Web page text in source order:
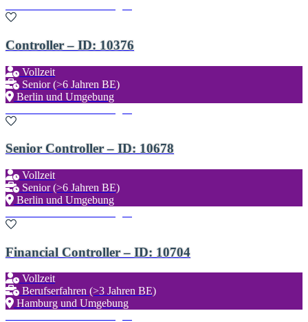
Controller – ID: 10376
Vollzeit
Senior (>6 Jahren BE)
Berlin und Umgebung
Senior Controller – ID: 10678
Vollzeit
Senior (>6 Jahren BE)
Berlin und Umgebung
Financial Controller – ID: 10704
Vollzeit
Berufserfahren (>3 Jahren BE)
Hamburg und Umgebung